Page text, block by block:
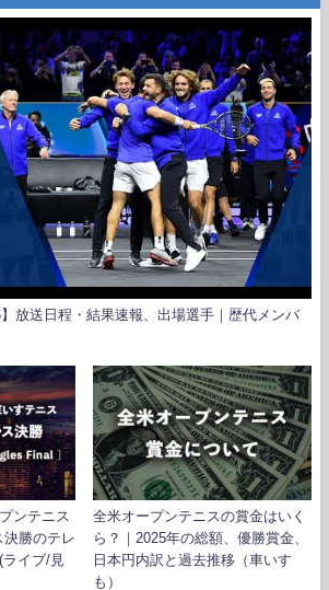
】放送日程・結果速報、出場選手｜歴代メンバ
ンテニス
決勝のテレ
イブ/見
全米オープンテニスの賞金はいく
ら？｜2025年の総額、優勝賞金、
日本円内訳と過去推移（車いす
も）